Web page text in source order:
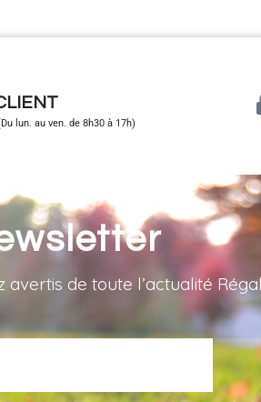
lun. au ven. de 8h30 à 17h)
de toute l’actualité